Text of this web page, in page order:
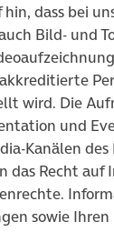
dass bei
Bild- und
wird. Die
und
Kanälen des
das Recht auf
sowie